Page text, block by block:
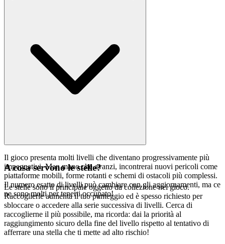
Il gioco presenta molti livelli che diventano progressivamente più
impegnativi. Man mano che avanzi, incontrerai nuovi pericoli come
piattaforme mobili, forme rotanti e schemi di ostacoli più complessi.
Il numero esatto di livelli può cambiare con gli aggiornamenti, ma ce
ne sono molti per tenerti occupato!
A cosa servono le stelle?
Le stelle sono il principale oggetto da collezione nel gioco.
Raccoglierle aumenta il tuo punteggio ed è spesso richiesto per
sbloccare o accedere alla serie successiva di livelli. Cerca di
raccoglierne il più possibile, ma ricorda: dai la priorità al
raggiungimento sicuro della fine del livello rispetto al tentativo di
afferrare una stella che ti mette ad alto rischio!